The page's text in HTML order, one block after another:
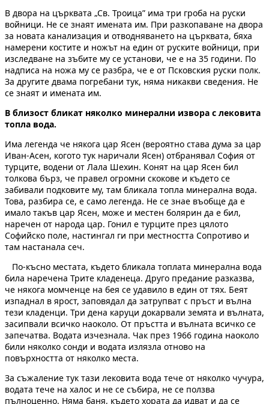
В двора на църквата „Св. Троица” има три гроба на руски
войници. Не се знаят имената им. При разкопаване на двора
за новата канализация и отводняването на църквата, бяха
намерени костите и ножът на един от руските войници, при
изследване на зъбите му се установи, че е на 35 години. По
надписа на ножа му се разбра, че е от Псковския руски полк.
За другите двама погребани тук, няма никакви сведения. Не
се знаят и имената им.
В близост бликат няколко минерални извора с лековита
топла вода.
Има легенда че някога цар Ясен (вероятно става дума за цар
Иван-Асен, когото тук наричали Ясен) отбранявал София от
турците, водени от Лала Шехин. Конят на цар Ясен бил
толкова бърз, че правел огромни скокове и където се
забивали подковите му, там бликала топла минерална вода.
Това, разбира се, е само легенда. Не се знае въобще да е
имало такъв цар Ясен, може и местен болярин да е бил,
наречен от народа цар. Гонил е турците през цялото
Софийско поле, настингал ги при местността Сопротиво и
там настанала сеч.
По-късно местата, където бликала топлата минерална вода
била наречена Трите кладенеца. Друго предание разказва,
че някога момченце на бея се удавило в един от тях. Беят
изпаднал в ярост, заповядал да затрупват с пръст и вълна
тези кладенци. Три дена каруци докарвали земята и вълната,
засипвали всичко наоколо. От пръстта и вълната всичко се
запечатва. Водата изчезнала. Чак през 1966 година наоколо
били няколко сонди и водата излязла отново на
повърхността от няколко места.
За съжаление тук тази лековита вода тече от няколко чучура,
водата тече на халос и не се събира, не се ползва
пълноценно. Няма баня, където хората да идват и да се